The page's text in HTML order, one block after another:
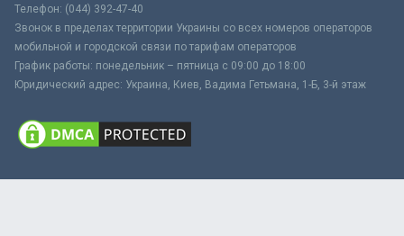
Телефон: (044) 392-47-40
Звонок в пределах территории Украины со всех номеров операторов
мобильной и городской связи по тарифам операторов
График работы: понедельник – пятница с 09:00 до 18:00
Юридический адрес: Украина, Киев, Вадима Гетьмана, 1-Б, 3-й этаж